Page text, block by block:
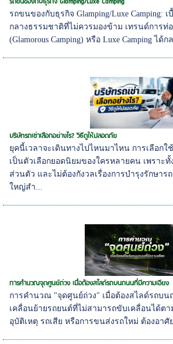
รถขนของกับธุรกิจ Glamping/Luxe Camping:
กลางธรรมชาติที่ไม่ควรมองข้าม เทรนด์การท่อ
(Glamorous Camping) หรือ Luxe Camping ได้
บริษัทรถเช่าเลือกอย่างไร? วิธีดูให้ปลอดภัย
ยุคนี้เวลาจะเดินทางไปไหนมาไหน การเลือกใ
เป็นตัวเลือกยอดนิยมของใครหลายคน เพราะ
ส่วนตัว และไม่ต้องกังวลเรื่องการบำรุงรักษา
ใหญ่สำ...
การคำนวณจุดศูนย์ถ่วง เมื่อต้องสไลด์รถบนถนนที่มีความเอียง
การคำนวณ "จุดศูนย์ถ่วง" เมื่อต้องสไลด์รถบน
เคลื่อนย้ายรถยนต์ที่ไม่สามารถขับเคลื่อนได้ตา
อุบัติเหตุ รถเสีย หรือการขนส่งรถใหม่ ต้องอาศั